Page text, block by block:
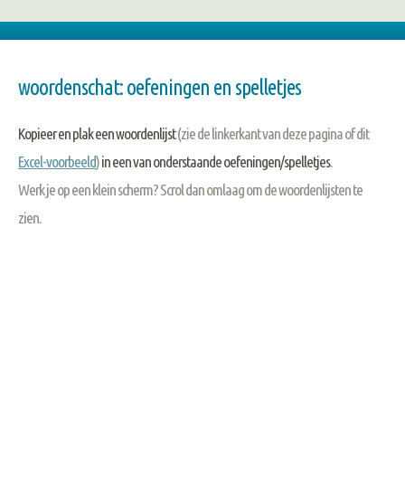
woordenschat: oefeningen en spelletjes
Kopieer en plak een woordenlijst(zie de linkerkant van deze pagina of dit
Excel-voorbeeld)in een van onderstaande oefeningen/spelletjes.
Werk je op een klein scherm? Scrol dan omlaag om de woordenlijsten te
zien.